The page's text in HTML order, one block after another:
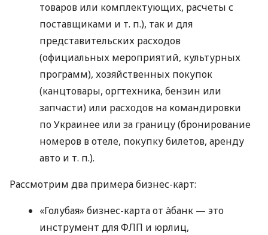
товаров или комплектующих, расчеты с
поставщиками и т. п.), так и для
представительских расходов
(официальных мероприятий, культурных
программ), хозяйственных покупок
(канцтовары, оргтехника, бензин или
запчасти) или расходов на командировки
по Украинее или за границу (бронирование
номеров в отеле, покупку билетов, аренду
авто и т. п.).
Рассмотрим два примера бизнес-карт:
«Голубая» бизнес-карта от àбанк — это
инструмент для ФЛП и юрлиц,